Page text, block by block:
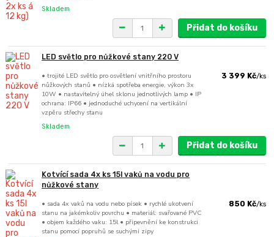
Skladem
Přidat do košíku
LED světlo pro nůžkové stany 220 V
• trojité LED světlo pro osvětlení vnitřního prostoru
nůžkových stanů • nízká spotřeba energie, výkon 3x
10W • nastavitelný úhel sklonu jednotlivých lamp • IP
ochrana: IP66 • jednoduché uchycení na vertikální
vzpěru střechy stanu
3 399 Kč/ks
Skladem
Přidat do košíku
Kotvící sada 4x ks 15l vaků na vodu pro
nůžkové stany
• sada 4x vaků na vodu nebo písek • rychlé ukotvení
stanu na jakémkoliv povrchu • materiál: svařované PVC
• objem každého vaku: 15l • připevnění ke konstrukci
stanu pomocí popruhů se suchými zipy
850 Kč/ks